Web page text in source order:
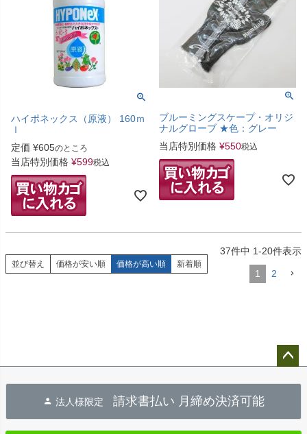
ハイポネックス（原液） 160ｍ
ｌ
定価 ¥605のところ
当店特別価格 ¥599税込
ブルーミングスケープ・オリジ
ナルグローブ ★色：グレー
当店特別価格 ¥550税込
並び替え 価格が安い順 価格が高い順 新着順
37件中 1-20件表示
1 2
へ
法人様限定 請求書払い 月締め決済可能